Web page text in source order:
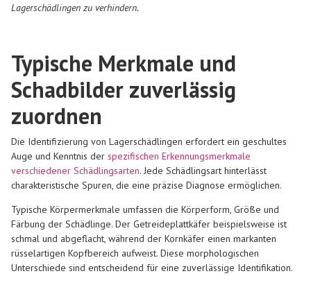
Lagerschädlingen zu verhindern.
Typische Merkmale und
Schadbilder zuverlässig
zuordnen
Die Identifizierung von Lagerschädlingen erfordert ein geschultes
Auge und Kenntnis der spezifischen Erkennungsmerkmale
verschiedener Schädlingsarten. Jede Schädlingsart hinterlässt
charakteristische Spuren, die eine präzise Diagnose ermöglichen.
Typische Körpermerkmale umfassen die Körperform, Größe und
Färbung der Schädlinge. Der Getreideplattkäfer beispielsweise ist
schmal und abgeflacht, während der Kornkäfer einen markanten
rüsselartigen Kopfbereich aufweist. Diese morphologischen
Unterschiede sind entscheidend für eine zuverlässige Identifikation.